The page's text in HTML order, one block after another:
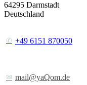
64295 Darmstadt
Deutschland
+49 6151 870050
mail@yaQom.de